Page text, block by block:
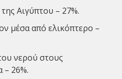
Αιγύπτου – 27%.
μέσα από ελικόπτερο –
νερού στους
– 26%.